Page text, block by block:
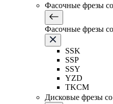
Фасочные фрезы
Фасочные фрезы
SSK
SSP
SSY
YZD
TKCM
Дисковые фрезы